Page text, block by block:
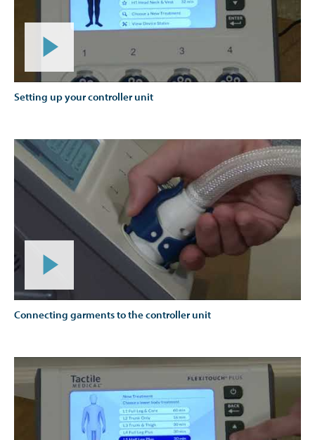
Setting up your controller unit
Connecting garments to the controller unit